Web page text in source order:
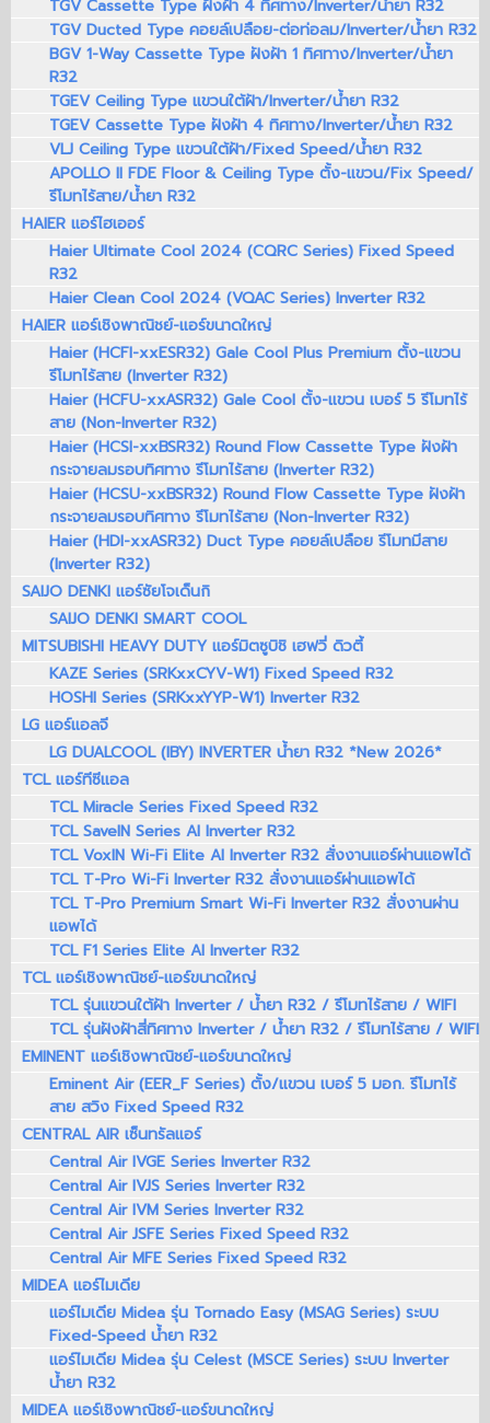
TGV Cassette Type ฝังฝ้า 4 ทิศทาง/Inverter/น้ำยา R32
TGV Ducted Type คอยล์เปลือย-ต่อท่อลม/Inverter/น้ำยา R32
BGV 1-Way Cassette Type ฝังฝ้า 1 ทิศทาง/Inverter/น้ำยา
R32
TGEV Ceiling Type แขวนใต้ฝ้า/Inverter/น้ำยา R32
TGEV Cassette Type ฝังฝ้า 4 ทิศทาง/Inverter/น้ำยา R32
VLJ Ceiling Type แขวนใต้ฝ้า/Fixed Speed/น้ำยา R32
APOLLO II FDE Floor & Ceiling Type ตั้ง-แขวน/Fix Speed/
รีโมทไร้สาย/น้ำยา R32
HAIER แอร์ไฮเออร์
Haier Ultimate Cool 2024 (CQRC Series) Fixed Speed
R32
Haier Clean Cool 2024 (VQAC Series) Inverter R32
HAIER แอร์เชิงพาณิชย์-แอร์ขนาดใหญ่
Haier (HCFI-xxESR32) Gale Cool Plus Premium ตั้ง-แขวน
รีโมทไร้สาย (Inverter R32)
Haier (HCFU-xxASR32) Gale Cool ตั้ง-แขวน เบอร์ 5 รีโมทไร้
สาย (Non-Inverter R32)
Haier (HCSI-xxBSR32) Round Flow Cassette Type ฝังฝ้า
กระจายลมรอบทิศทาง รีโมทไร้สาย (Inverter R32)
Haier (HCSU-xxBSR32) Round Flow Cassette Type ฝังฝ้า
กระจายลมรอบทิศทาง รีโมทไร้สาย (Non-Inverter R32)
Haier (HDI-xxASR32) Duct Type คอยล์เปลือย รีโมทมีสาย
(Inverter R32)
SAIJO DENKI แอร์ซัยโจเด็นกิ
SAIJO DENKI SMART COOL
MITSUBISHI HEAVY DUTY แอร์มิตซูบิชิ เฮฟวี่ ดิวตี้
KAZE Series (SRKxxCYV-W1) Fixed Speed R32
HOSHI Series (SRKxxYYP-W1) Inverter R32
LG แอร์แอลจี
LG DUALCOOL (IBY) INVERTER น้ำยา R32 *New 2026*
TCL แอร์ทีซีแอล
TCL Miracle Series Fixed Speed R32
TCL SaveIN Series AI Inverter R32
TCL VoxIN Wi-Fi Elite AI Inverter R32 สั่งงานแอร์ผ่านแอพได้
TCL T-Pro Wi-Fi Inverter R32 สั่งงานแอร์ผ่านแอพได้
TCL T-Pro Premium Smart Wi-Fi Inverter R32 สั่งงานผ่าน
แอพได้
TCL F1 Series Elite AI Inverter R32
TCL แอร์เชิงพาณิชย์-แอร์ขนาดใหญ่
TCL รุ่นแขวนใต้ฝ้า Inverter / น้ำยา R32 / รีโมทไร้สาย / WIFI
TCL รุ่นฝังฝ้าสี่ทิศทาง Inverter / น้ำยา R32 / รีโมทไร้สาย / WIFI
EMINENT แอร์เชิงพาณิชย์-แอร์ขนาดใหญ่
Eminent Air (EER_F Series) ตั้ง/แขวน เบอร์ 5 มอก. รีโมทไร้
สาย สวิง Fixed Speed R32
CENTRAL AIR เซ็นทรัลแอร์
Central Air IVGE Series Inverter R32
Central Air IVJS Series Inverter R32
Central Air IVM Series Inverter R32
Central Air JSFE Series Fixed Speed R32
Central Air MFE Series Fixed Speed R32
MIDEA แอร์ไมเดีย
แอร์ไมเดีย Midea รุ่น Tornado Easy (MSAG Series) ระบบ
Fixed-Speed น้ำยา R32
แอร์ไมเดีย Midea รุ่น Celest (MSCE Series) ระบบ Inverter
น้ำยา R32
MIDEA แอร์เชิงพาณิชย์-แอร์ขนาดใหญ่